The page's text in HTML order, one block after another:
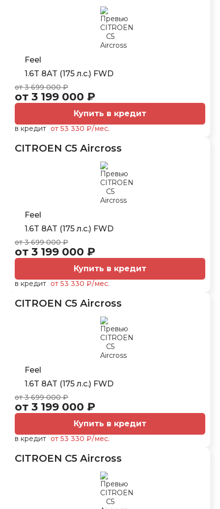
Feel
1.6T 8AT (175 л.с.) FWD
от 3 699 000 ₽
от 3 199 000 ₽
Купить в кредит
в кредит от 53 330 ₽/мес.
CITROEN C5 Aircross
Feel
1.6T 8AT (175 л.с.) FWD
от 3 699 000 ₽
от 3 199 000 ₽
Купить в кредит
в кредит от 53 330 ₽/мес.
CITROEN C5 Aircross
Feel
1.6T 8AT (175 л.с.) FWD
от 3 699 000 ₽
от 3 199 000 ₽
Купить в кредит
в кредит от 53 330 ₽/мес.
CITROEN C5 Aircross